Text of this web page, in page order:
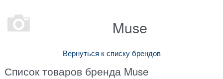
Muse
Вернуться к списку брендов
Список товаров бренда Muse